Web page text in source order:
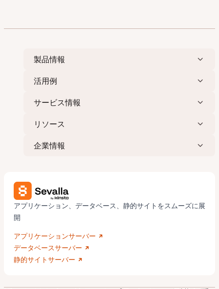
製品情報
活用例
サービス情報
リソース
企業情報
アプリケーション、データベース、静的サイトをスムーズに展
開
アプリケーションサーバー
データベースサーバー
静的サイトサーバー